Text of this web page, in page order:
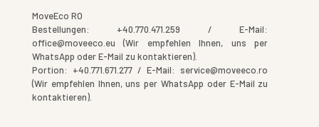
MoveEco RO
Bestellungen: +40.770.471.259 / E-Mail:
office@moveeco.eu (Wir empfehlen Ihnen, uns per
WhatsApp oder E-Mail zu kontaktieren).
Portion: +40.771.671.277 / E-Mail: service@moveeco.ro
(Wir empfehlen Ihnen, uns per WhatsApp oder E-Mail zu
kontaktieren).